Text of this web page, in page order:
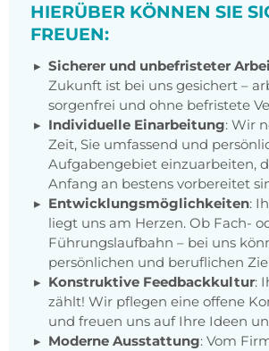
HIERÜBER KÖNNEN SIE
FREUEN:
Sicherer und unbefristeter
Zukunft ist bei uns gesichert –
sorgenfrei und ohne befristete
Individuelle Einarbeitung: Wir
Zeit, Sie umfassend und
Aufgabengebiet einzuarbeiten,
Anfang an bestens vorbereitet
Entwicklungsmöglichkeiten:
liegt uns am Herzen. Ob Fach-
Führungslaufbahn – bei uns
persönlichen und beruflichen
Konstruktive Feedbackkultur:
zählt! Wir pflegen eine offene
und freuen uns auf Ihre Ideen
Moderne Ausstattung: Vom